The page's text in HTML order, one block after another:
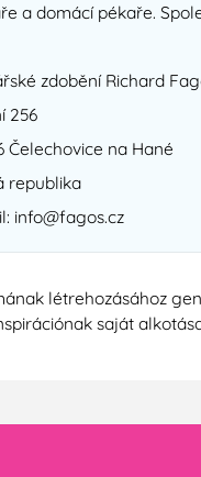
a domácí pékaře.
zdobění Richard
256
Čelechovice na Hané
republika
info@fagos.cz
létrehozásához
saját